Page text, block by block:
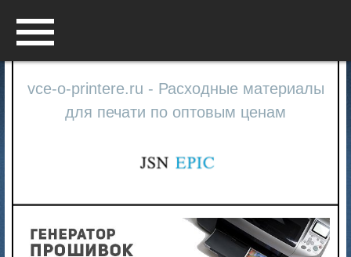
vce-o-printere.ru - Расходные материалы
для печати по оптовым ценам